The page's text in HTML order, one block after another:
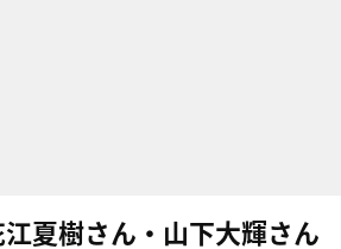
江夏樹さん・山下大輝さん